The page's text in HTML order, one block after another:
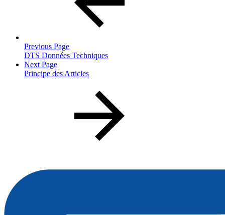
Previous Page
DTS Données Techniques
Next Page
Principe des Articles